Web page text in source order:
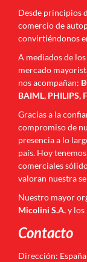
Desde principios
comercio de
convirtiéndonos
A mediados de
mercado
nos acompañan:
BAIML, PHILIPS,
Gracias a la
compromiso de
presencia a lo
país. Hoy
comerciales
valoran nuestra
Nuestro mayor
Micolini S.A.y los
Contacto
Dirección: